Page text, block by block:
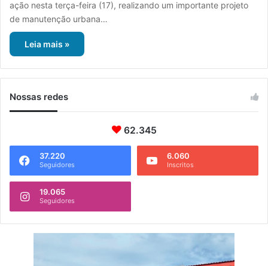
ação nesta terça-feira (17), realizando um importante projeto
de manutenção urbana…
Leia mais »
Nossas redes
62.345
37.220
Seguidores
6.060
Inscritos
19.065
Seguidores